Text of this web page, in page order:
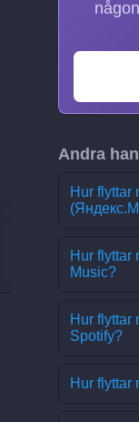
Andra
Hur flyttar
Hur flyttar
Music?
Hur flyttar
Spotify?
Hur flyttar